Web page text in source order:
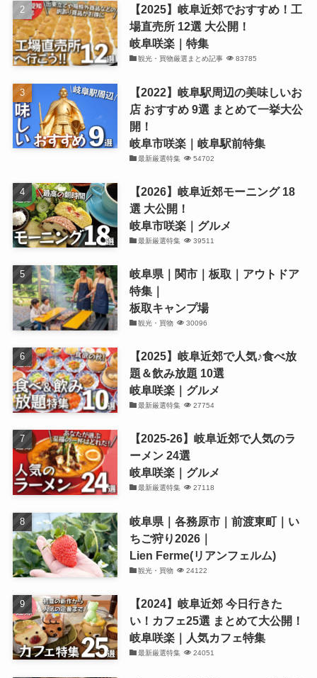
【2025】岐阜近郊でおすすめ！工
場直売所 12選 大公開！
岐阜咲楽｜特集
観光・買物厳選まとめ記事 83785
【2022】岐阜駅周辺の美味しいお
店 おすすめ 9選 まとめて一挙大公
開！
岐阜市咲楽｜岐阜駅前特集
最新厳選特集 54702
【2026】岐阜近郊モーニング 18
選 大公開！
岐阜市咲楽｜グルメ
最新厳選特集 39511
岐阜県｜関市｜板取｜アウトドア
特集｜
板取キャンプ場
観光・買物 30096
【2025】岐阜近郊で人気♪食べ放
題＆飲み放題 10選
岐阜咲楽｜グルメ
最新厳選特集 27754
【2025-26】岐阜近郊で人気のラ
ーメン 24選
岐阜咲楽｜グルメ
最新厳選特集 27118
岐阜県｜各務原市｜前渡東町｜い
ちご狩り2026｜
Lien Ferme(リアンフェルム)
観光・買物 24122
【2024】岐阜近郊 今日行きた
い！カフェ25選 まとめて大公開！
岐阜咲楽｜人気カフェ特集
最新厳選特集 24051